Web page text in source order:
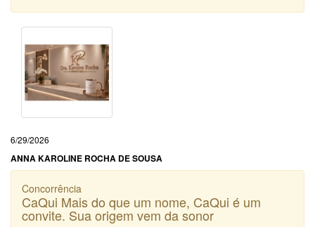
6/29/2026
ANNA KAROLINE ROCHA DE SOUSA
Concorrência
CaQui Mais do que um nome, CaQui é um
convite. Sua origem vem da sonor